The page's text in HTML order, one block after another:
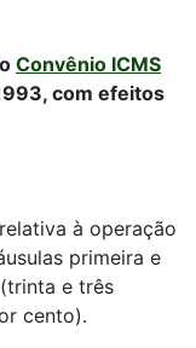
Convênio ICMS
com efeitos
à operação
primeira e
e três
cento).